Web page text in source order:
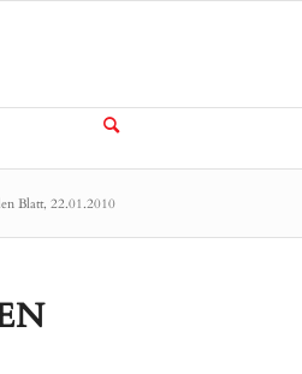
Blatt, 22.01.2010